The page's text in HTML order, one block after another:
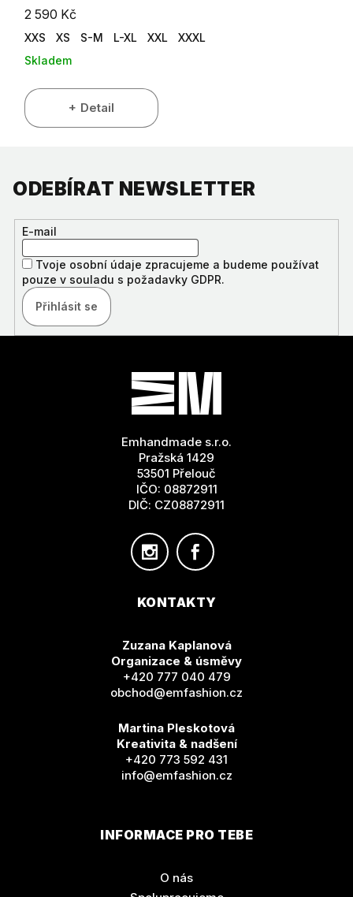
2 590 Kč
XXS XS S-M L-XL XXL
XXXL
Skladem
Detail
ODEBÍRAT NEWSLETTER
E-mail
Tvoje osobní údaje zpracujeme a budeme používat
pouze v souladu s požadavky GDPR.
Přihlásit se
Emhandmade s.r.o.
Pražská 1429
53501 Přelouč
IČO: 08872911
DIČ: CZ08872911
KONTAKTY
Zuzana Kaplanová
Organizace & úsměvy
+420 777 040 479
obchod@emfashion.cz
Martina Pleskotová
Kreativita & nadšení
+420 773 592 431
info@emfashion.cz
INFORMACE PRO TEBE
O nás